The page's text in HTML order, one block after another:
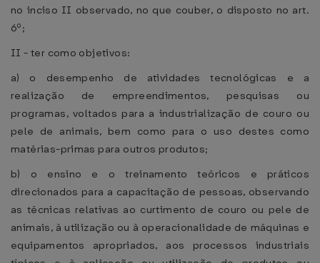
no inciso II observado, no que couber, o disposto no art.
6º;
II - ter como objetivos:
a) o desempenho de atividades tecnológicas e a
realização de empreendimentos, pesquisas ou
programas, voltados para a industrialização de couro ou
pele de animais, bem como para o uso destes como
matérias-primas para outros produtos;
b) o ensino e o treinamento teóricos e práticos
direcionados para a capacitação de pessoas, observando
as técnicas relativas ao curtimento de couro ou pele de
animais, à utilização ou à operacionalidade de máquinas e
equipamentos apropriados, aos processos industriais